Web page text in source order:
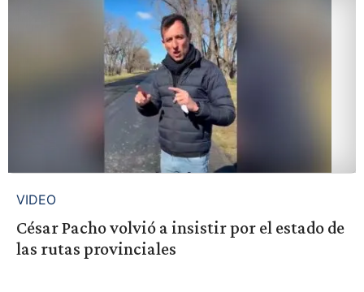
VIDEO
César Pacho volvió a insistir por el estado de
las rutas provinciales